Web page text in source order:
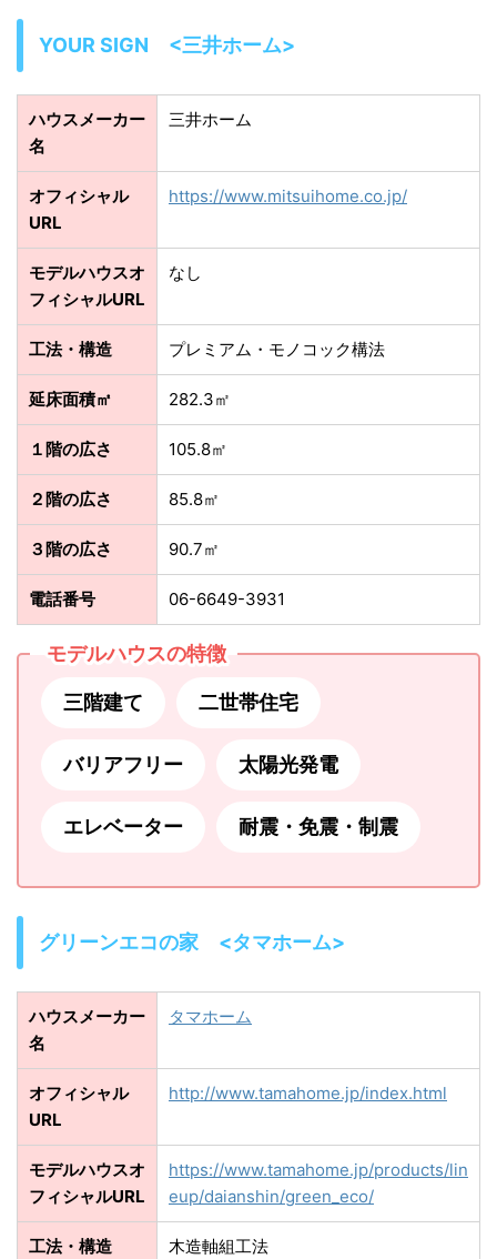
YOUR SIGN <三井ホーム>
ハウスメーカー
名
三井ホーム
オフィシャル
URL
https://www.mitsuihome.co.jp/
モデルハウスオ
フィシャルURL
なし
工法・構造 プレミアム・モノコック構法
延床面積㎡ 282.3㎡
１階の広さ 105.8㎡
２階の広さ 85.8㎡
３階の広さ 90.7㎡
電話番号 06-6649-3931
モデルハウスの特徴
三階建て 二世帯住宅
バリアフリー 太陽光発電
エレベーター 耐震・免震・制震
グリーンエコの家 <タマホーム>
ハウスメーカー
名
タマホーム
オフィシャル
URL
http://www.tamahome.jp/index.html
モデルハウスオ
フィシャルURL
https://www.tamahome.jp/products/lin
eup/daianshin/green_eco/
工法・構造 木造軸組工法